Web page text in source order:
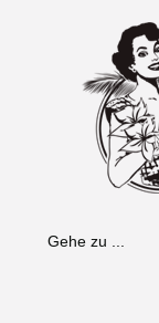
Gehe zu ...